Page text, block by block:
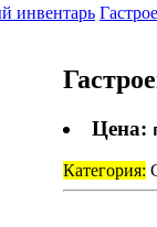
инвентарь
Цена:
Категория: